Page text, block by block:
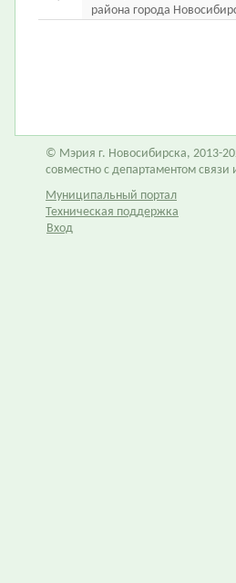
района города
© Мэрия г. Новосибирска, 2013-
совместно с департаментом
Муниципальный портал
Техническая поддержка
Вход